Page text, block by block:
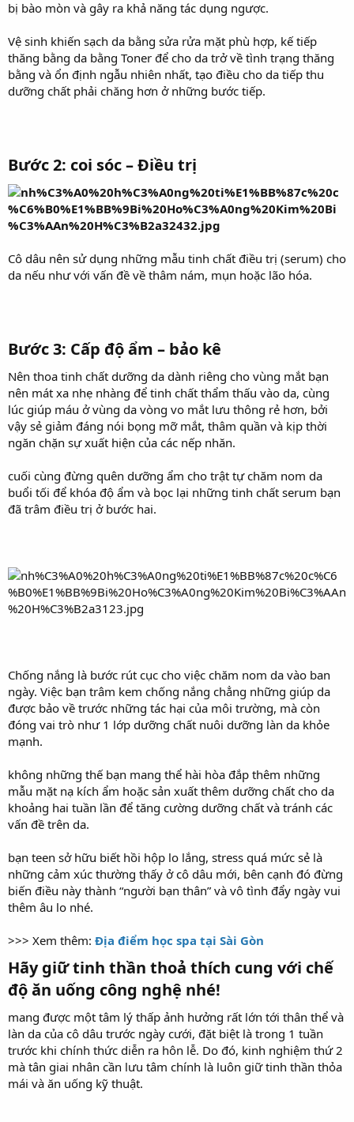
bị bào mòn và gây ra khả năng tác dụng ngược.
Vệ sinh khiến sạch da bằng sửa rửa mặt phù hợp, kế tiếp
thăng bằng da bằng Toner để cho da trở về tình trạng thăng
bằng và ổn định ngẫu nhiên nhất, tạo điều cho da tiếp thu
dưỡng chất phải chăng hơn ở những bước tiếp.
Bước 2: coi sóc – Điều trị
Cô dâu nên sử dụng những mẫu tinh chất điều trị (serum) cho
da nếu như với vấn đề về thâm nám, mụn hoặc lão hóa.
Bước 3: Cấp độ ẩm – bảo kê
Nên thoa tinh chất dưỡng da dành riêng cho vùng mắt bạn
nên mát xa nhẹ nhàng để tinh chất thẩm thấu vào da, cùng
lúc giúp máu ở vùng da vòng vo mắt lưu thông rẻ hơn, bởi
vậy sẻ giảm đáng nói bọng mỡ mắt, thâm quần và kịp thời
ngăn chặn sự xuất hiện của các nếp nhăn.
cuối cùng đừng quên dưỡng ẩm cho trật tự chăm nom da
buổi tối để khóa độ ẩm và bọc lại những tinh chất serum bạn
đã trâm điều trị ở bước hai.
Chống nắng là bước rút cục cho việc chăm nom da vào ban
ngày. Việc bạn trâm kem chống nắng chẳng những giúp da
được bảo về trước những tác hại của môi trường, mà còn
đóng vai trò như 1 lớp dưỡng chất nuôi dưỡng làn da khỏe
mạnh.
không những thế bạn mang thể hài hòa đắp thêm những
mẫu mặt nạ kích ẩm hoặc sản xuất thêm dưỡng chất cho da
khoảng hai tuần lần để tăng cường dưỡng chất và tránh các
vấn đề trên da.
bạn teen sở hữu biết hồi hộp lo lắng, stress quá mức sẻ là
những cảm xúc thường thấy ở cô dâu mới, bên cạnh đó đừng
biến điều này thành “người bạn thân” và vô tình đẩy ngày vui
thêm âu lo nhé.
>>> Xem thêm: Địa điểm học spa tại Sài Gòn
Hãy giữ tinh thần thoả thích cung với chế
độ ăn uống công nghệ nhé!
mang được một tâm lý thấp ảnh hưởng rất lớn tới thân thể và
làn da của cô dâu trước ngày cưới, đặt biệt là trong 1 tuần
trước khi chính thức diễn ra hôn lễ. Do đó, kinh nghiệm thứ 2
mà tân giai nhân cần lưu tâm chính là luôn giữ tinh thần thỏa
mái và ăn uống kỹ thuật.